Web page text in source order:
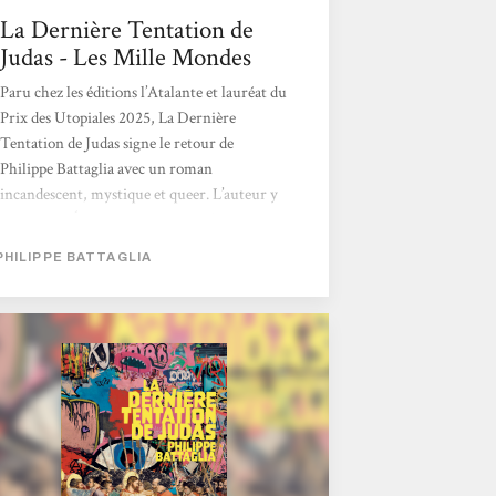
La Dernière Tentation de
Judas - Les Mille Mondes
Paru chez les éditions l’Atalante et lauréat du
Prix des Utopiales 2025, La Dernière
Tentation de Judas signe le retour de
Philippe Battaglia avec un roman
incandescent, mystique et queer. L’auteur y
désir. Entre apocalypse et rédemption,
Battaglia fait de son héros un symbole de
résistance et d’amour libre. L’histoire Dans
une Rome crépusculaire et contemporaine,
Judas erre parmi les sans-abri. Maudit depuis
sa trahison, il ne peut...
BATTAGLIA